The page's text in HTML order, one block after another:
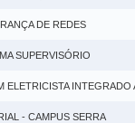
DE REDES
SUPERVISÓRIO
- CAMPUS SERRA